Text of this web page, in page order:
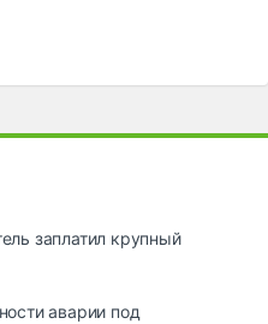
заплатил крупный
аварии под